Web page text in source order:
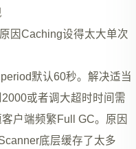
因Caching设得太大单次
默认60秒。解决适当
或者调大超时时间需
户端频繁Full GC。原因
底层缓存了太多